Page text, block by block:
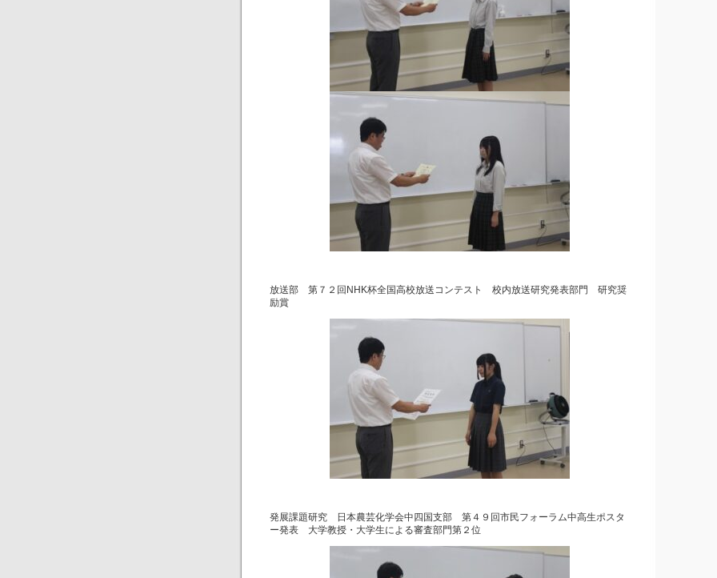
放送部 第７２回NHK杯全国高校放送コンテスト 校内放送研究発表部門 研究奨
励賞
発展課題研究 日本農芸化学会中四国支部 第４９回市民フォーラム中高生ポスタ
ー発表 大学教授・大学生による審査部門第２位